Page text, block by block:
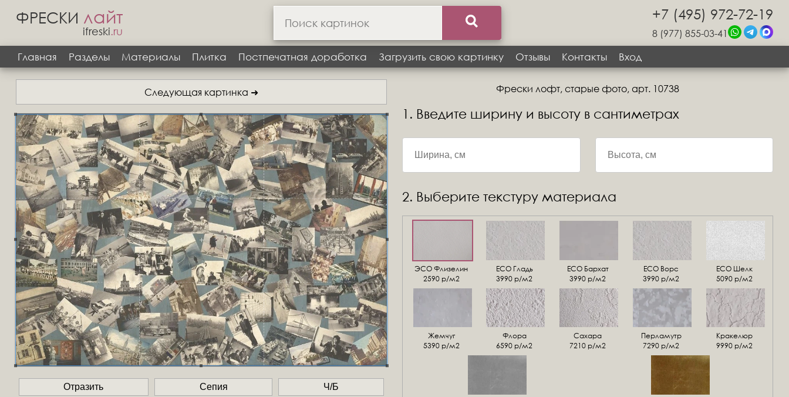
ФРЕСКИ лайт
ifreski.ru
+7 (495) 972-72-19
8 (977) 855-03-41
Главная
Разделы Материалы Плитка Постпечатная доработка Загрузить свою картинку Отзывы Контакты Вход
Следующая картинка ➜
Отразить Сепия Ч/Б
Фрески лофт, старые фото, арт. 10738
1. Введите ширину и высоту в сантиметрах
2. Выберите текстуру материала
ЭСО Флизелин
2590 р/м2
ЕСО Гладь
3990 р/м2
ECO Бархат
3990 р/м2
ЕСО Ворс
3990 р/м2
ЕСО Шелк
5090 р/м2
Жемчуг
5390 р/м2
Флора
6590 р/м2
Сахара
7210 р/м2
Перламутр
7290 р/м2
Кракелюр
9990 р/м2